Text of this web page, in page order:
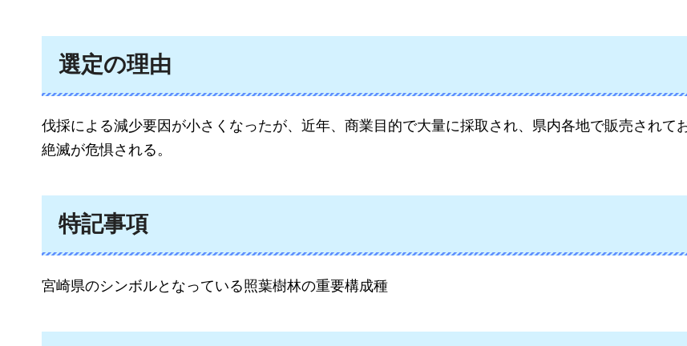
選定の理由
伐採による減少要因が小さくなったが、近年、商業目的で大量に採取され、県内各地で販売されて
絶滅が危惧される。
特記事項
宮崎県のシンボルとなっている照葉樹林の重要構成種